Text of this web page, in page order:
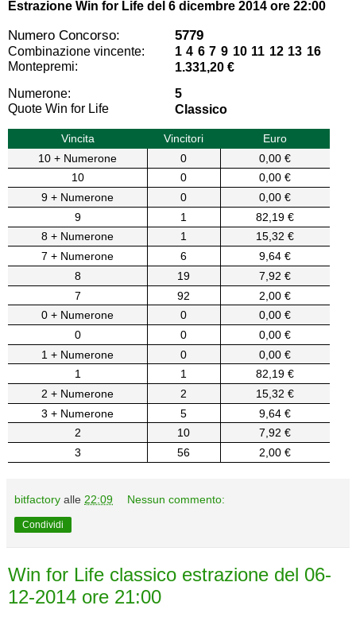
Estrazione Win for Life del 6 dicembre 2014 ore 22:00
Numero Concorso: 5779
Combinazione vincente:
1 4 6 7 9 10 11 12 13 16
Montepremi:
1.331,20 €
Numerone:
5
Quote Win for Life
Classico
Vincita Vincitori
Euro
10 + Numerone
0
0,00 €
10
0
0,00 €
9 + Numerone
0
0,00 €
9
1
82,19 €
8 + Numerone
1
15,32 €
7 + Numerone
6
9,64 €
8
19
7,92 €
7
92
2,00 €
0 + Numerone
0
0,00 €
0
0
0,00 €
1 + Numerone
0
0,00 €
1
1
82,19 €
2 + Numerone
2
15,32 €
3 + Numerone
5
9,64 €
2
10
7,92 €
3
56 2,00 €
bitfactory alle 22:09 Nessun commento:
Condividi
Win for Life classico estrazione del 06-
12-2014 ore 21:00